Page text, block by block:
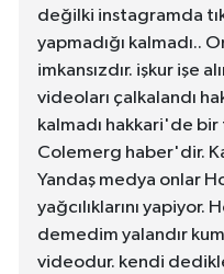
değilki instagramda
yapmadığı kalmadı..
imkansızdır. işkur işe
videoları çalkalandı
kalmadı hakkari'de
Colemerg haber'dir.
Yandaş medya onlar
yağcılıklarını yapiyor.
demedim yalandır
videodur. kendi